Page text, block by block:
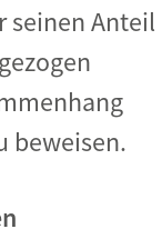
seinen Anteil
beweisen.